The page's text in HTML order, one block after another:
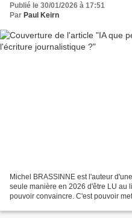
Publié le 30/01/2026 à 17:51
Par Paul Keirn
Michel BRASSINNE est l'auteur
seule manière en 2026 d'être LU au
pouvoir convaincre. C'est pouvoir